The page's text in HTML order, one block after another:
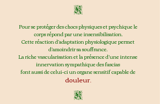
K
Pour se protéger des chocs physiques et psychique le
corps répond par une insensibilisation.
Cette réaction d’adaptation physiologique permet
d’amoindrir sa souffrance.
La riche vascularisation et la présence d’une intense
innervation sympathique des fascias
font aussi de celui-ci un organe sensitif capable de
douleur.
K